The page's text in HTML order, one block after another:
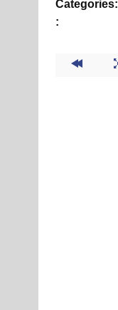
Categories:
: